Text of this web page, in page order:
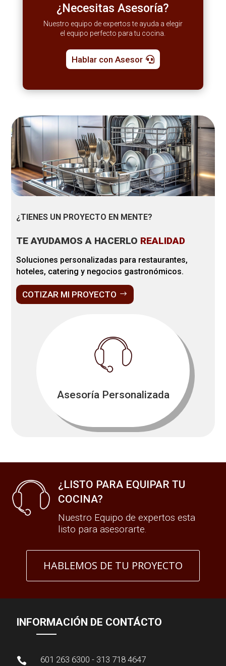
¿Necesitas Asesoría?
Nuestro equipo de expertos te ayuda a elegir
el equipo perfecto para tu cocina.
Hablar con Asesor
¿TIENES UN PROYECTO EN MENTE?
TE AYUDAMOS A HACERLO REALIDAD
Soluciones personalizadas para restaurantes,
hoteles, catering y negocios gastronómicos.
COTIZAR MI PROYECTO
Asesoría Personalizada
¿LISTO PARA EQUIPAR TU
COCINA?
Nuestro Equipo de expertos esta
listo para asesorarte.
HABLEMOS DE TU PROYECTO
INFORMACIÓN DE CONTÁCTO
 601 263 6300 - 313 718 4647